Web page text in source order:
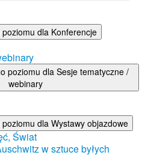
dla Konferencje
poziomu dla Sesje tematyczne /
webinary
dla Wystawy objazdowe
Świat
w sztuce byłych